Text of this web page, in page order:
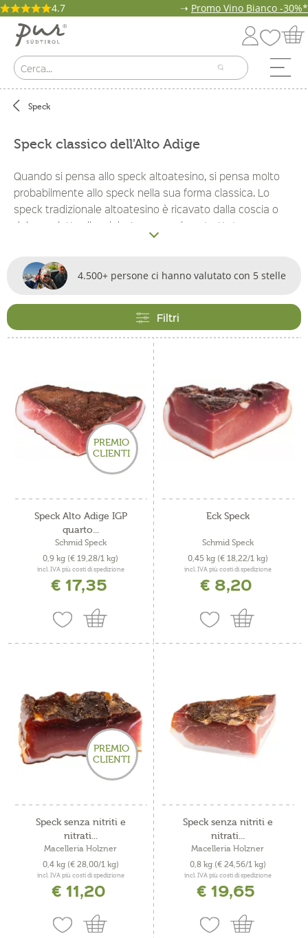
4.7 ➝ Promo Vino Bianco -30%*
Speck
Speck classico dell'Alto Adige
Quando si pensa allo speck altoatesino, si pensa molto
probabilmente allo speck nella sua forma classica. Lo
speck tradizionale altoatesino è ricavato dalla coscia o
dal prosciutto di maiale. La carne viene trattata con una
speciale miscela di spezie, la cui ricetta è di solito un
vecchio segreto di famiglia, dopodiché viene
delicatamente affumicata. In un ultimo momento, lo speck
viene essiccato e stagionato per diversi mesi all'aria
fresca delle Alpi. Nel nostro assortimento troverai i classici
speck IGP affumicati a legno di faggio, in particolare lo
speck gourmet a lunga stagionatura, i migliori tranci cuore
4.500+ persone ci hanno valutato con 5 stelle
Filtri
PREMIO
CLIENTI
Speck Alto Adige IGP
quarto...
Schmid Speck
0,9 kg (€ 19,28/1 kg)
incl. IVA più costi di spedizione
€ 17,35
Eck Speck
Schmid Speck
0,45 kg (€ 18,22/1 kg)
incl. IVA più costi di spedizione
€ 8,20
PREMIO
CLIENTI
Speck senza nitriti e
nitrati...
Macelleria Holzner
0,4 kg (€ 28,00/1 kg)
incl. IVA più costi di spedizione
€ 11,20
Speck senza nitriti e
nitrati...
Macelleria Holzner
0,8 kg (€ 24,56/1 kg)
incl. IVA più costi di spedizione
€ 19,65